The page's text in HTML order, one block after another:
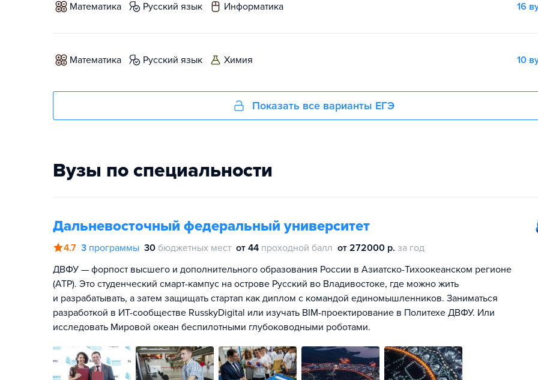
математика русский язык информатика 16
математика русский язык химия 10
Показать все варианты ЕГЭ
Вузы по специальности
Дальневосточный федеральный университет
4.7 3 программы 30 бюджетных мест от 44 проходной балл от 272000 р. за год
ДВФУ — форпост высшего и дополнительного образования России в Азиатско-Тихоокеанском регионе
(АТР). Это студенческий смарт-кампус на острове Русский во Владивостоке, где можно жить
и разрабатывать, а затем защищать стартап как диплом с командой единомышленников. Заниматься
разработкой в ИТ-сообществе RusskyDigital или изучать BIM-проектирование в Политехе ДВФУ. Или
исследовать Мировой океан беспилотными глубоководными роботами.